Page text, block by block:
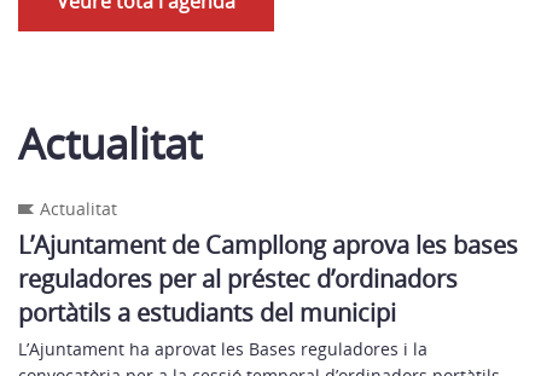
Actualitat
Actualitat
L’Ajuntament de Campllong aprova les bases
reguladores per al préstec d’ordinadors
portàtils a estudiants del municipi
L’Ajuntament ha aprovat les Bases reguladores i la